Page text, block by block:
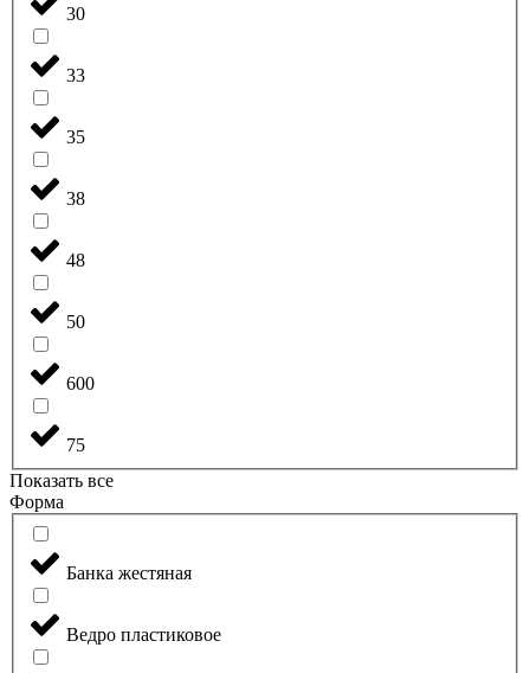
30
33
35
38
48
50
600
75
Показать все
Форма
Банка жестяная
Ведро пластиковое